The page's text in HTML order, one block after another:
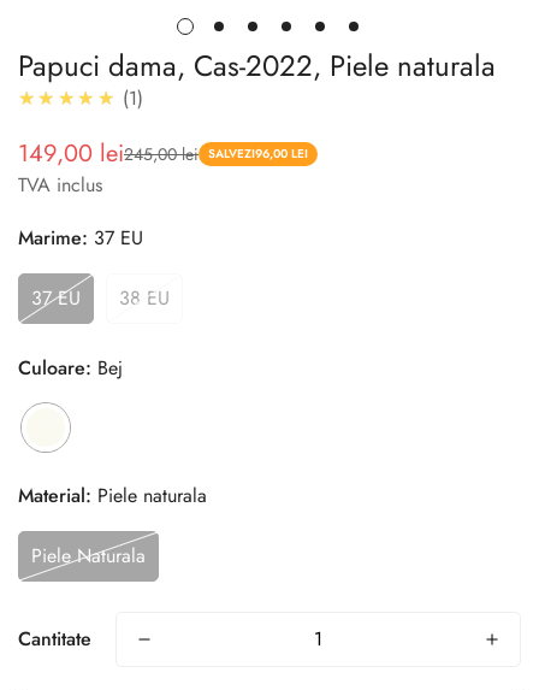
Papuci dama, Cas-2022, Piele naturala
★★★★★ 5.0
1
Pret
redus
149,00 lei
Pret 245,00 lei SALVEZI96,00 LEI
TVA inclus
Marime: 37 EU
37 EU 38 EU
Culoare: Bej
Material: Piele naturala
Piele Naturala
Cantitate